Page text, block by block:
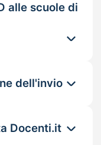
alle scuole di
dell'invio
Docenti.it